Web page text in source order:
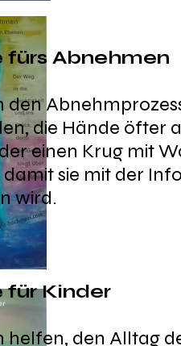
fürs Abnehmen
den
die Hände öfter
einen Krug mit
damit sie mit der
wird.
für Kinder
helfen, den Alltag